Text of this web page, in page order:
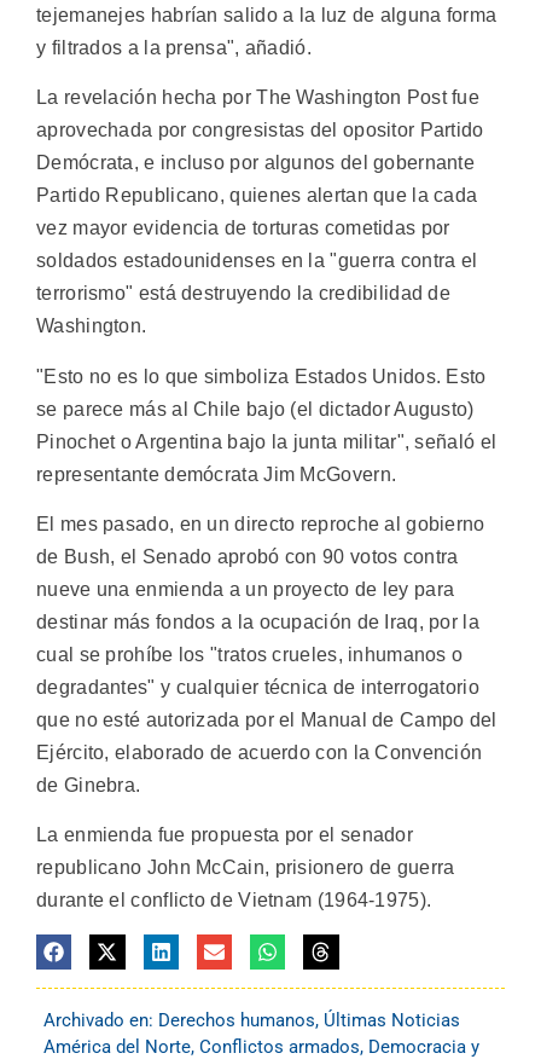
tejemanejes habrían salido a la luz de alguna forma
y filtrados a la prensa", añadió.
La revelación hecha por The Washington Post fue
aprovechada por congresistas del opositor Partido
Demócrata, e incluso por algunos del gobernante
Partido Republicano, quienes alertan que la cada
vez mayor evidencia de torturas cometidas por
soldados estadounidenses en la "guerra contra el
terrorismo" está destruyendo la credibilidad de
Washington.
"Esto no es lo que simboliza Estados Unidos. Esto
se parece más al Chile bajo (el dictador Augusto)
Pinochet o Argentina bajo la junta militar", señaló el
representante demócrata Jim McGovern.
El mes pasado, en un directo reproche al gobierno
de Bush, el Senado aprobó con 90 votos contra
nueve una enmienda a un proyecto de ley para
destinar más fondos a la ocupación de Iraq, por la
cual se prohíbe los "tratos crueles, inhumanos o
degradantes" y cualquier técnica de interrogatorio
que no esté autorizada por el Manual de Campo del
Ejército, elaborado de acuerdo con la Convención
de Ginebra.
La enmienda fue propuesta por el senador
republicano John McCain, prisionero de guerra
durante el conflicto de Vietnam (1964-1975).
Archivado en: Derechos humanos, Últimas Noticias
América del Norte, Conflictos armados, Democracia y